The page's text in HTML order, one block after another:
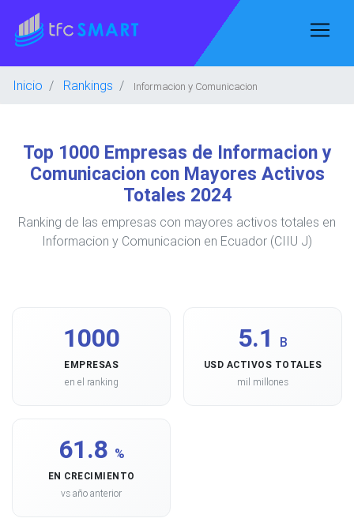
Inicio Rankings Informacion y Comunicacion
Top 1000 Empresas de Informacion y
Comunicacion con Mayores Activos
Totales 2024
Ranking de las empresas con mayores activos totales en
Informacion y Comunicacion en Ecuador (CIIU J)
1000
EMPRESAS
en el ranking
5.1 B
USD ACTIVOS TOTALES
mil millones
61.8 %
EN CRECIMIENTO
vs año anterior